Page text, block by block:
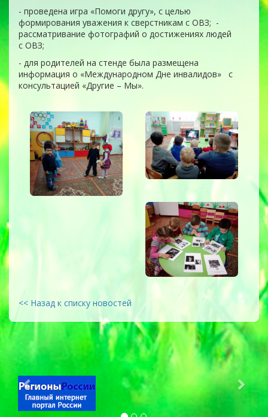
- проведена игра «Помоги другу», с целью
формирования уважения к сверстникам с ОВЗ; -
рассматривание фотографий о достижениях людей
с ОВЗ;
- для родителей на стенде была размещена
информация о «Международном Дне инвалидов» с
консультацией «Другие – Мы».
<< Назад к списку новостей
Previous Next